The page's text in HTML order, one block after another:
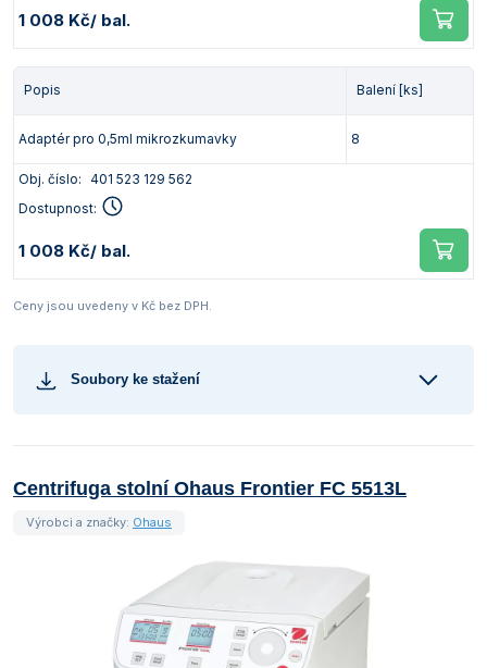
1 008 Kč/ bal.
Popis Balení [ks]
Adaptér pro 0,5ml mikrozkumavky 8
Obj. číslo: 401 523 129 562
Dostupnost:
1 008 Kč/ bal.
Ceny jsou uvedeny v Kč bez DPH.
Soubory ke stažení
Centrifuga stolní Ohaus Frontier FC 5513L
Výrobci a značky: Ohaus